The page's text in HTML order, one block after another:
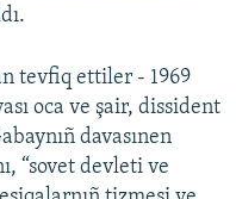
tevfiq ettiler - 1969
oca ve şair, dissident
davasınen
“sovet devleti ve